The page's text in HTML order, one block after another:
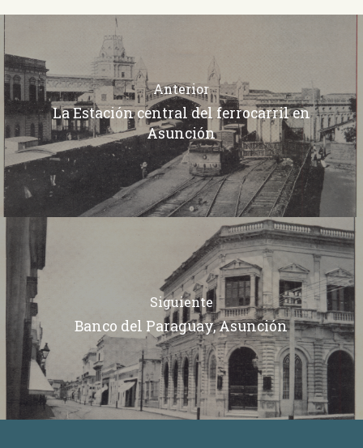
Anterior
La Estación central del ferrocarril en
Asunción
Siguiente
Banco del Paraguay, Asunción